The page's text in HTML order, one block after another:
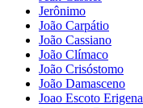
Jerônimo
João Carpátio
João Cassiano
João Clímaco
João Crisóstomo
João Damasceno
Joao Escoto Erigena